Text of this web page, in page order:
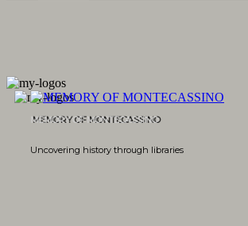
MEMORY OF MONTECASSINO
Uncovering history through libraries